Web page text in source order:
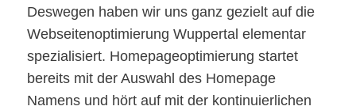
Deswegen haben wir uns ganz gezielt auf die
Webseitenoptimierung Wuppertal elementar
spezialisiert. Homepageoptimierung startet
bereits mit der Auswahl des Homepage
Namens und hört auf mit der kontinuierlichen